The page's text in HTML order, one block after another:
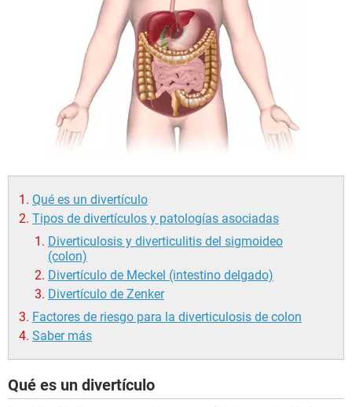
Qué es un divertículo
Tipos de divertículos y patologías asociadas
Diverticulosis y diverticulitis del sigmoideo
(colon)
Divertículo de Meckel (intestino delgado)
Divertículo de Zenker
Factores de riesgo para la diverticulosis de colon
Saber más
Qué es un divertículo